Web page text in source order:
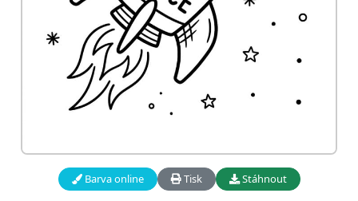
Barva online Tisk Stáhnout